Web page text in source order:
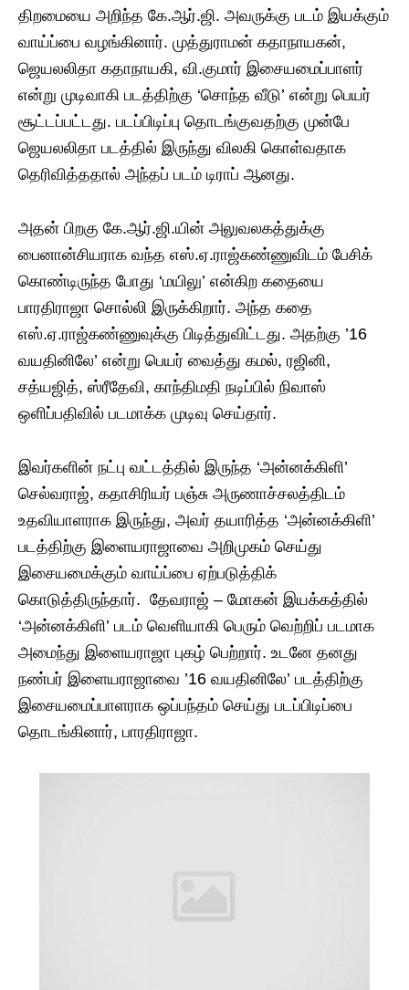
திறமையை அறிந்த கே.ஆர்.ஜி. அவருக்கு படம் இயக்கும்
வாய்ப்பை வழங்கினார். முத்துராமன் கதாநாயகன்,
ஜெயலலிதா கதாநாயகி, வி.குமார் இசையமைப்பாளர்
என்று முடிவாகி படத்திற்கு ‘சொந்த வீடு’ என்று பெயர்
சூட்டப்பட்டது. படப்பிடிப்பு தொடங்குவதற்கு முன்பே
ஜெயலலிதா படத்தில் இருந்து விலகி கொள்வதாக
தெரிவித்ததால் அந்தப் படம் டிராப் ஆனது.
அதன் பிறகு கே.ஆர்.ஜி.யின் அலுவலகத்துக்கு
பைனான்சியராக வந்த எஸ்.ஏ.ராஜ்கண்ணுவிடம் பேசிக்
கொண்டிருந்த போது ‘மயிலு’ என்கிற கதையை
பாரதிராஜா சொல்லி இருக்கிறார். அந்த கதை
எஸ்.ஏ.ராஜ்கண்ணுவுக்கு பிடித்துவிட்டது. அதற்கு ’16
வயதினிலே’ என்று பெயர் வைத்து கமல், ரஜினி,
சத்யஜித், ஸ்ரீதேவி, காந்திமதி நடிப்பில் நிவாஸ்
ஒளிப்பதிவில் படமாக்க முடிவு செய்தார்.
இவர்களின் நட்பு வட்டத்தில் இருந்த ‘அன்னக்கிளி’
செல்வராஜ், கதாசிரியர் பஞ்சு அருணாச்சலத்திடம்
உதவியாளராக இருந்து, அவர் தயாரித்த ‘அன்னக்கிளி’
படத்திற்கு இளையராஜாவை அறிமுகம் செய்து
இசையமைக்கும் வாய்ப்பை ஏற்படுத்திக்
கொடுத்திருந்தார். தேவராஜ் – மோகன் இயக்கத்தில்
‘அன்னக்கிளி’ படம் வெளியாகி பெரும் வெற்றிப் படமாக
அமைந்து இளையராஜா புகழ் பெற்றார். உடனே தனது
நண்பர் இளையராஜாவை ’16 வயதினிலே’ படத்திற்கு
இசையமைப்பாளராக ஒப்பந்தம் செய்து படப்பிடிப்பை
தொடங்கினார், பாரதிராஜா.